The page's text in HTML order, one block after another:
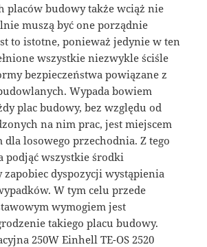
placów budowy także wciąż nie
muszą być one porządnie
to istotne, ponieważ jedynie w ten
wszystkie niezwykle ściśle
bezpieczeństwa powiązane z
Wypada bowiem
plac budowy, bez względu od
na nim prac, jest miejscem
dla losowego przechodnia. Z tego
podjąć wszystkie środki
zapobiec dyspozycji wystąpienia
W tym celu przede
wymogiem jest
takiego placu budowy.
250W Einhell TE-OS 2520